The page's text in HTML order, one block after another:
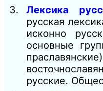
Лексика
русская
исконно
основные
русские.